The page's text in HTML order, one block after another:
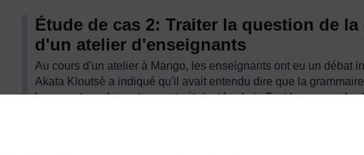
Étude de cas 2: Traiter la question de
d'un atelier d'enseignants
Au cours d'un atelier à Mango, les enseignants ont eu un débat
Akata Kloutsè a indiqué qu'il avait entendu dire que la
langue et que les autres mots étaient la chair. Tant les os que la
une phrase. Les enseignants ont conclu que les élèves doivent
comment les structures d'une langue fonctionnent, mais ils se